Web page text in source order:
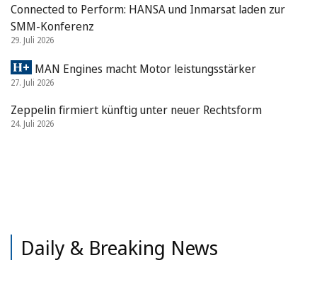
Connected to Perform: HANSA und Inmarsat laden zur
SMM-Konferenz
29. Juli 2026
MAN Engines macht Motor leistungsstärker
27. Juli 2026
Zeppelin firmiert künftig unter neuer Rechtsform
24. Juli 2026
Daily & Breaking News